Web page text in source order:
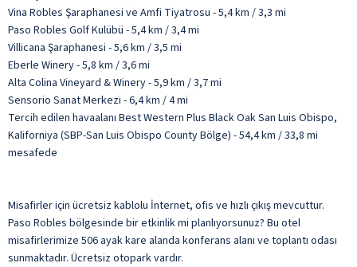
Vina Robles Şaraphanesi ve Amfi Tiyatrosu - 5,4 km / 3,3 mi
Paso Robles Golf Kulübü - 5,4 km / 3,4 mi
Villicana Şaraphanesi - 5,6 km / 3,5 mi
Eberle Winery - 5,8 km / 3,6 mi
Alta Colina Vineyard & Winery - 5,9 km / 3,7 mi
Sensorio Sanat Merkezi - 6,4 km / 4 mi
Tercih edilen havaalanı Best Western Plus Black Oak San Luis Obispo,
Kaliforniya (SBP-San Luis Obispo County Bölge) - 54,4 km / 33,8 mi
mesafede
Misafirler için ücretsiz kablolu İnternet, ofis ve hızlı çıkış mevcuttur.
Paso Robles bölgesinde bir etkinlik mi planlıyorsunuz? Bu otel
misafirlerimize 506 ayak kare alanda konferans alanı ve toplantı odası
sunmaktadır. Ücretsiz otopark vardır.